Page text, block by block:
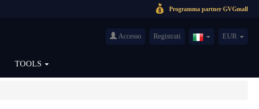
Programma partner GVGmall
Accesso Registrati Italy(Italiano)
EUR
TOOLS